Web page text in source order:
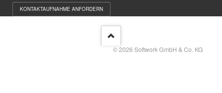
KONTAKTAUFNAHME ANFORDERN
© 2026 Softwork GmbH & Co. KG